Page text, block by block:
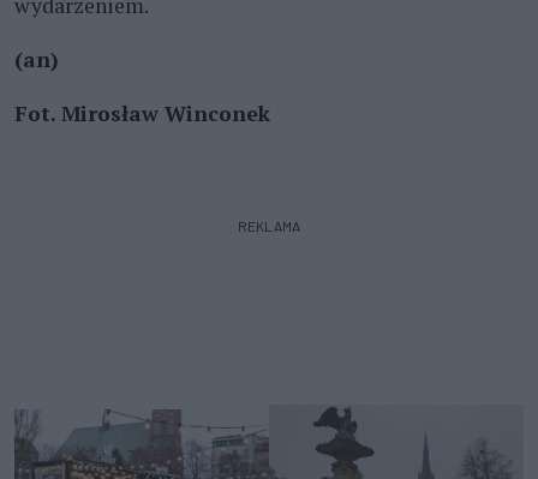
(an)
Fot. Mirosław Winconek
REKLAMA